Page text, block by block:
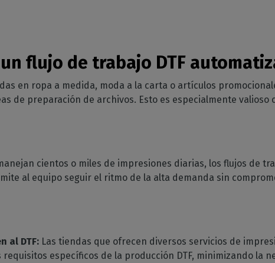
flujo de trabajo DTF
en ropa a medida, moda a la carta o artículos
de preparación de archivos. Esto es especialmente valioso
cientos o miles de impresiones diarias, los flujos de
al equipo seguir el ritmo de la alta demanda sin
al DTF: Las tiendas que ofrecen diversos servicios de
específicos de la producción DTF, minimizando la